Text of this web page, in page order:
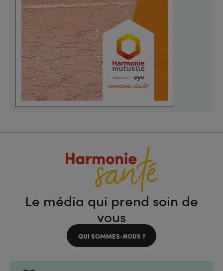
Le média qui prend soin de
vous
QUI SOMMES-NOUS ?